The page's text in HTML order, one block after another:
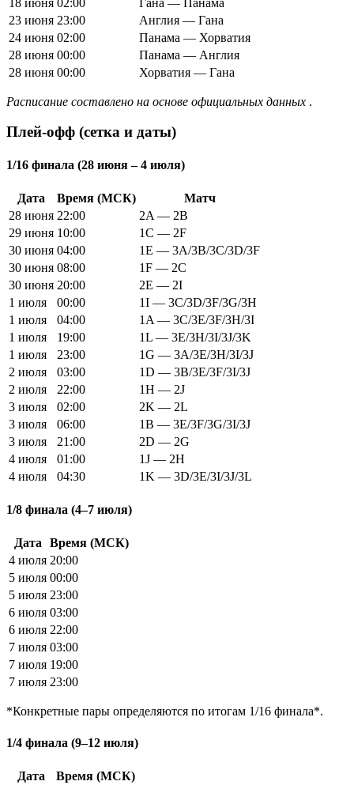
23 июня 23:00
Англия — Гана
24 июня 02:00
Панама — Хорватия
28 июня 00:00
Панама — Англия
28 июня 00:00 Хорватия — Гана
Расписание составлено на основе официальных данных .
Плей-офф (сетка и даты)
1/16 финала (28 июня – 4 июля)
Дата Время (МСК)
Матч
28 июня 22:00
2A — 2B
29 июня 10:00
1C — 2F
30 июня 04:00
1E — 3A/3B/3C/3D/3F
30 июня 08:00
1F — 2C
30 июня 20:00
2E — 2I
1 июля
00:00
1I — 3C/3D/3F/3G/3H
1 июля
04:00
1A — 3C/3E/3F/3H/3I
1 июля
19:00
1L — 3E/3H/3I/3J/3K
1 июля
23:00
1G — 3A/3E/3H/3I/3J
2 июля
03:00
1D — 3B/3E/3F/3I/3J
2 июля
22:00
1H — 2J
3 июля
02:00
2K — 2L
3 июля
06:00
1B — 3E/3F/3G/3I/3J
3 июля
21:00
2D — 2G
4 июля
01:00
1J — 2H
4 июля
04:30 1K — 3D/3E/3I/3J/3L
1/8 финала (4–7 июля)
Дата
Время (МСК)
4 июля 20:00
5 июля 00:00
5 июля 23:00
6 июля 03:00
6 июля 22:00
7 июля 03:00
7 июля 19:00
7 июля 23:00
*Конкретные пары определяются по итогам 1/16 финала*.
1/4 финала (9–12 июля)
Дата
Время (МСК)